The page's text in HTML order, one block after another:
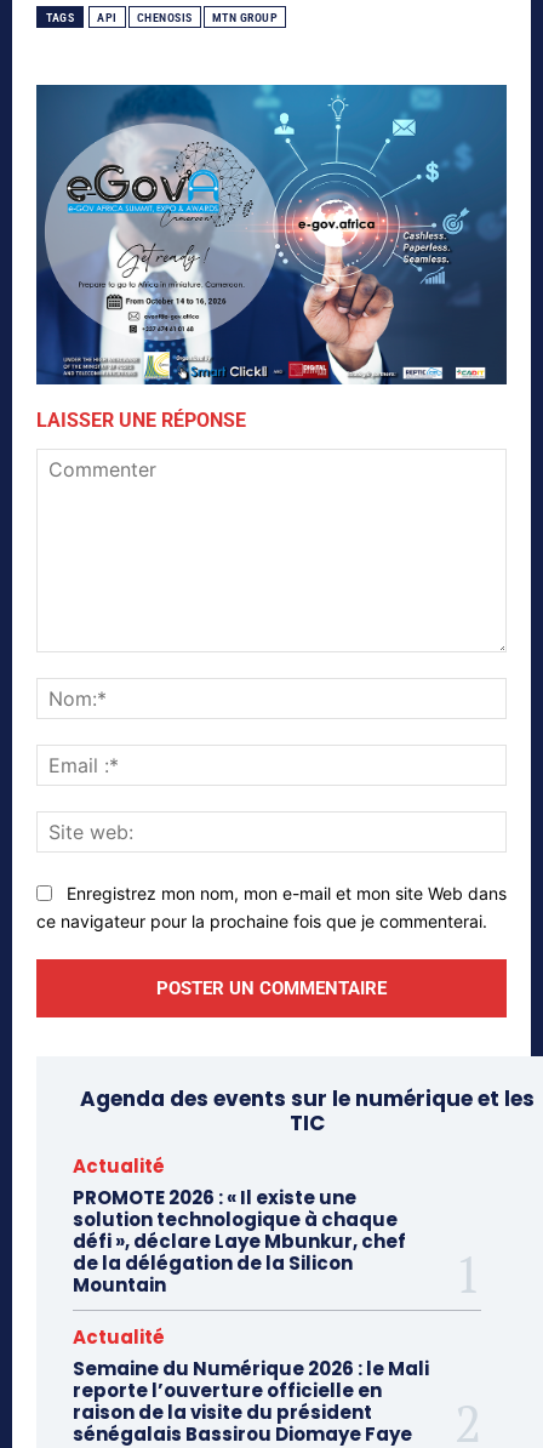
TAGS API CHENOSIS MTN GROUP
LAISSER UNE RÉPONSE
:*
web:
Enregistrez mon nom, mon e-mail et mon site Web dans
ce navigateur pour la prochaine fois que je commenterai.
Agenda des events sur le numérique et les
TIC
Actualité
PROMOTE 2026 : « Il existe une
solution technologique à chaque
défi », déclare Laye Mbunkur, chef
de la délégation de la Silicon
Mountain
Actualité
Semaine du Numérique 2026 : le Mali
reporte l’ouverture officielle en
raison de la visite du président
sénégalais Bassirou Diomaye Faye